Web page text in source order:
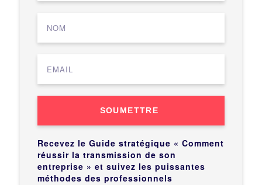
SOUMETTRE
Recevez le Guide stratégique « Comment
réussir la transmission de son
entreprise » et suivez les puissantes
méthodes des professionnels